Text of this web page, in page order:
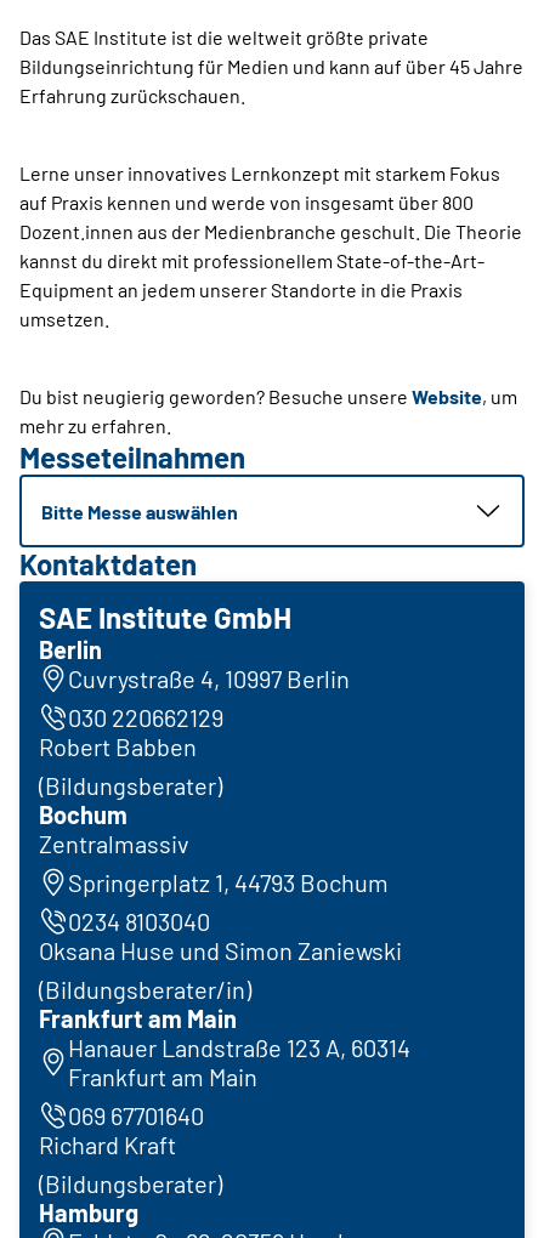
Das SAE Institute ist die weltweit größte private
Bildungseinrichtung für Medien und kann auf über 45 Jahre
Erfahrung zurückschauen.
Lerne unser innovatives Lernkonzept mit starkem Fokus
auf Praxis kennen und werde von insgesamt über 800
Dozent.innen aus der Medienbranche geschult. Die Theorie
kannst du direkt mit professionellem State-of-the-Art-
Equipment an jedem unserer Stand­orte in die Praxis
umsetzen.
Du bist neugierig geworden? Besuche unsere Website, um
mehr zu erfahren.
Messeteilnahmen
Bitte Messe auswählen
Kontaktdaten
SAE Institute GmbH
Berlin
Cuvrystraße 4, 10997 Berlin
030 220662129
Robert Babben
(Bildungsberater)
Bochum
Zentralmassiv
Springerplatz 1, 44793 Bochum
0234 8103040
Oksana Huse und Simon Zaniewski
(Bildungsberater/in)
Frankfurt am Main
Hanauer Landstraße 123 A, 60314
Frankfurt am Main
069 67701640
Richard Kraft
(Bildungsberater)
Hamburg